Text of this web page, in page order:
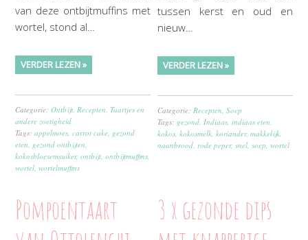
van deze ontbijtmuffins met
wortel, stond al…
VERDER LEZEN »
Categorie:Ontbijt,Recepten,Taartjes en
andere zoetigheid
Tags:appelmoes,carrot cake, gezond
eten, gezond ontbijten,
kokosbloesemsuiker,ontbijt,ontbijtmuffins,
wortel,wortelmuffins
tussen kerst en oud en
nieuw…
VERDER LEZEN »
Categorie: Recepten ,Soep
Tags: gezond Indiaas ,indiaas eten
kokos ,kokosmelk ,koriander,makkelijk
naanbrood rode peper,snel ,soep ,wortel
Pompoentaart
3 x gezonde dips